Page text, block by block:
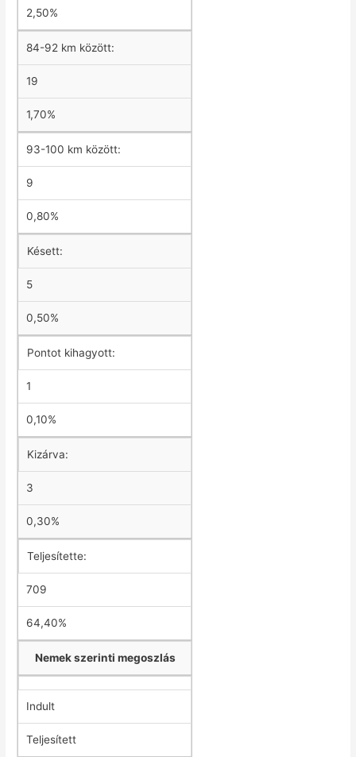
2,50%
84-92 km között:
19
1,70%
93-100 km között:
9
0,80%
Késett:
5
0,50%
Pontot kihagyott:
1
0,10%
Kizárva:
3
0,30%
Teljesítette:
709
64,40%
Nemek szerinti megoszlás
Indult
Teljesített